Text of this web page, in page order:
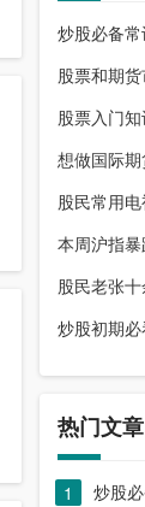
热门文章
1